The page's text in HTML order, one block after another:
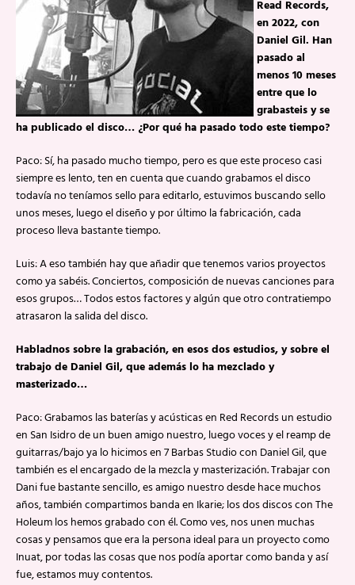
Read Records,
en 2022, con
Daniel Gil. Han
pasado al
menos 10 meses
entre que lo
grabasteis y se
ha publicado el disco… ¿Por qué ha pasado todo este tiempo?
Paco: Sí, ha pasado mucho tiempo, pero es que este proceso casi
siempre es lento, ten en cuenta que cuando grabamos el disco
todavía no teníamos sello para editarlo, estuvimos buscando sello
unos meses, luego el diseño y por último la fabricación, cada
proceso lleva bastante tiempo.
Luis: A eso también hay que añadir que tenemos varios proyectos
como ya sabéis. Conciertos, composición de nuevas canciones para
esos grupos… Todos estos factores y algún que otro contratiempo
atrasaron la salida del disco.
Habladnos sobre la grabación, en esos dos estudios, y sobre el
trabajo de Daniel Gil, que además lo ha mezclado y
masterizado…
Paco: Grabamos las baterías y acústicas en Red Records un estudio
en San Isidro de un buen amigo nuestro, luego voces y el reamp de
guitarras/bajo ya lo hicimos en 7 Barbas Studio con Daniel Gil, que
también es el encargado de la mezcla y masterización. Trabajar con
Dani fue bastante sencillo, es amigo nuestro desde hace muchos
años, también compartimos banda en Ikarie; los dos discos con The
Holeum los hemos grabado con él. Como ves, nos unen muchas
cosas y pensamos que era la persona ideal para un proyecto como
Inuat, por todas las cosas que nos podía aportar como banda y así
fue, estamos muy contentos.